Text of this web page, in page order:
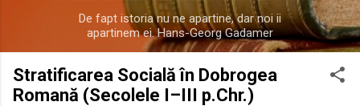
De fapt istoria nu ne apartine, dar noi ii
apartinem ei. Hans-Georg Gadamer
Stratificarea Socială în Dobrogea
Romană (Secolele I–III p.Chr.)